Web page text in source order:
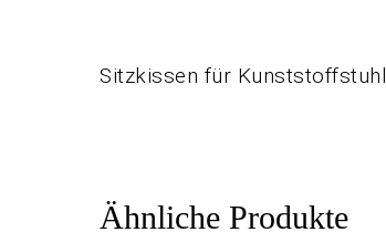
Sitzkissen für Kunststoffstuhl
Ähnliche Produkte